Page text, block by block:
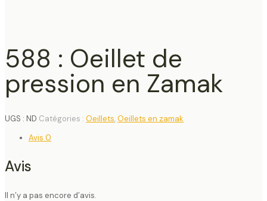
588 : Oeillet de
pression en Zamak
UGS : ND Catégories : Oeillets,Oeillets en zamak
Avis 0
Avis
Il n’y a pas encore d’avis.